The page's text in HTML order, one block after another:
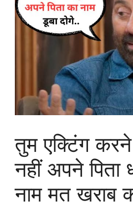
तुम एक्टिंग
नहीं अपने पिता
नाम मत खराब